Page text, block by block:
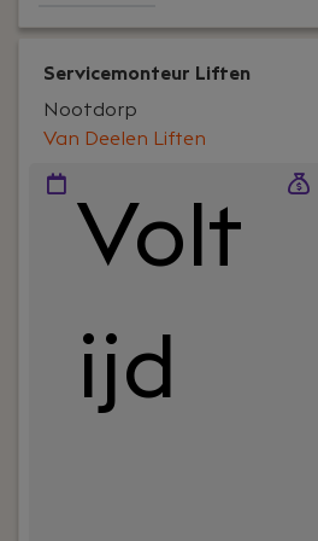
Servicemonteur Liften
Van Deelen Liften
Nootdorp
Volt
ijd